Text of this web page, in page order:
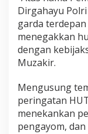
Dirgahayu
garda
menegakkan
dengan
Muzakir.
Mengusung
peringatan
menekankan
pengayom,